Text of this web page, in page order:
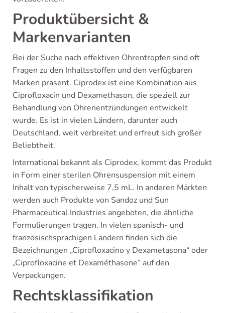
Produktübersicht &
Markenvarianten
Bei der Suche nach effektiven Ohrentropfen sind oft
Fragen zu den Inhaltsstoffen und den verfügbaren
Marken präsent. Ciprodex ist eine Kombination aus
Ciprofloxacin und Dexamethason, die speziell zur
Behandlung von Ohrenentzündungen entwickelt
wurde. Es ist in vielen Ländern, darunter auch
Deutschland, weit verbreitet und erfreut sich großer
Beliebtheit.
International bekannt als Ciprodex, kommt das Produkt
in Form einer sterilen Ohrensuspension mit einem
Inhalt von typischerweise 7,5 mL. In anderen Märkten
werden auch Produkte von Sandoz und Sun
Pharmaceutical Industries angeboten, die ähnliche
Formulierungen tragen. In vielen spanisch- und
französischsprachigen Ländern finden sich die
Bezeichnungen „Ciprofloxacino y Dexametasona“ oder
„Ciprofloxacine et Dexaméthasone“ auf den
Verpackungen.
Rechtsklassifikation